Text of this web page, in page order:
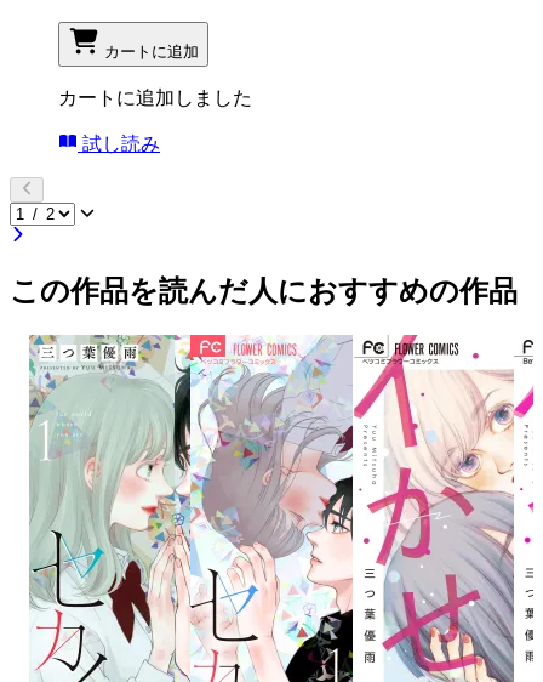
カートに追加
カートに追加しました
試し読み
この作品を読んだ人におすすめの作品